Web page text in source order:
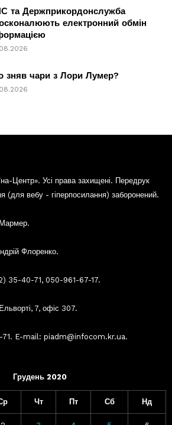
та Держприкордонслужба
електронний обмін
зняв чари з Лори Лумер?
Центр». Усі права захищені. Передрук
(для вебу - гіперпосилання) заборонений.
Флоренко.
35-40-71, 050-961-67-17.
7, офіс 307.
E-mail: piadm@infocom.kr.ua.
Грудень 2020
Чт Пт Сб Нд